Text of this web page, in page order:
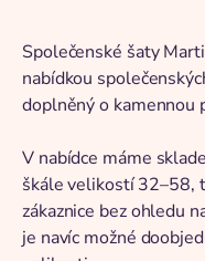
Společenské šaty
nabídkou
doplněný o kamennou
V nabídce máme
škále velikostí 32–58,
zákaznice bez ohledu
je navíc možné